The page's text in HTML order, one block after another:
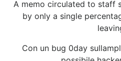
A memo circulated to staff
by only a single
Con un bug 0day